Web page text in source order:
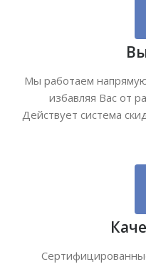
Мы работаем
избавляя Вас от
Действует система